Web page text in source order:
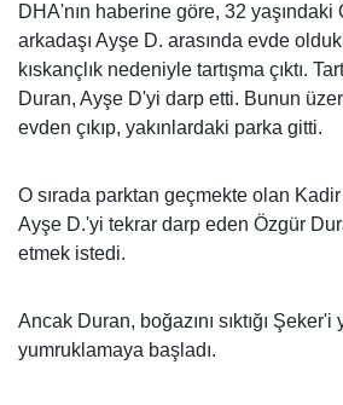
DHA'nın haberine göre, 32 yaşındaki
arkadaşı Ayşe D. arasında evde
kıskançlık nedeniyle tartışma çıktı.
Duran, Ayşe D'yi darp etti. Bunun
evden çıkıp, yakınlardaki parka gitti.
O sırada parktan geçmekte olan Kadir
Ayşe D.'yi tekrar darp eden Özgür
etmek istedi.
Ancak Duran, boğazını sıktığı Şeker'i
yumruklamaya başladı.